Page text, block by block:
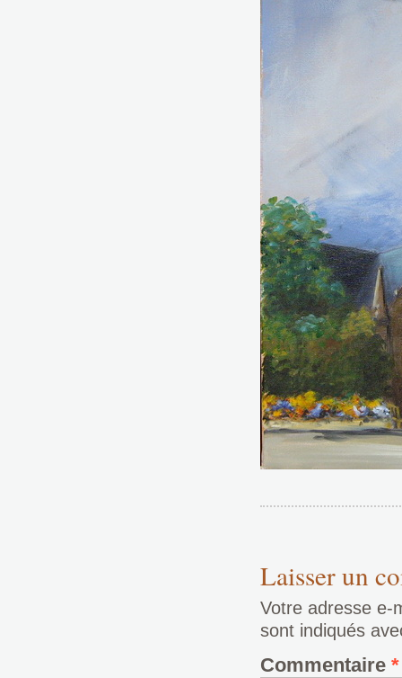
Laisser un
Votre adresse e-
sont indiqués
Commentaire *